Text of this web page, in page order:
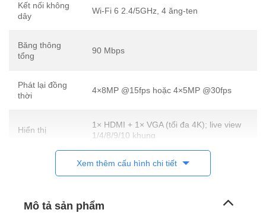
Kết nối không
dây
Wi-Fi 6 2.4/5GHz, 4 ăng-ten
Băng thông
tổng
90 Mbps
Phát lại đồng
thời
4×8MP @15fps hoặc 4×5MP @30fps
Hiển thị
1× HDMI + 1× VGA (tối đa 4K); live view
1/4/8/9/10 khung
Đàm thoại 2 chiều (micro & loa tích hợp)
Định dạng
H.265/H.264; sao lưu MP4
Xem thêm cấu hình chi tiết
Mô tả sản phẩm